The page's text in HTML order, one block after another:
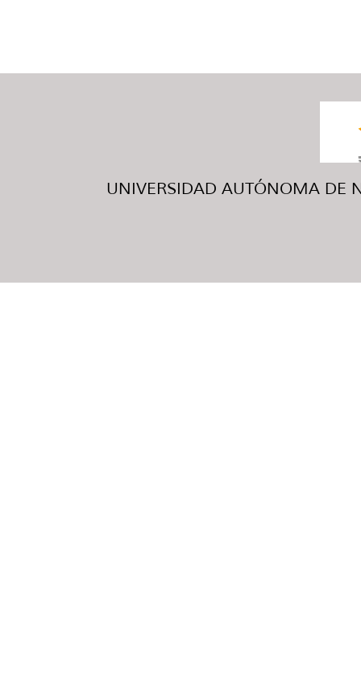
UNIVERSIDAD AUTÓNOMA DE